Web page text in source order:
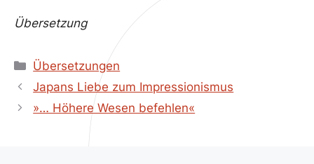
Übersetzung
Kategorien
Übersetzungen
Japans Liebe zum Impressionismus
»… Höhere Wesen befehlen«